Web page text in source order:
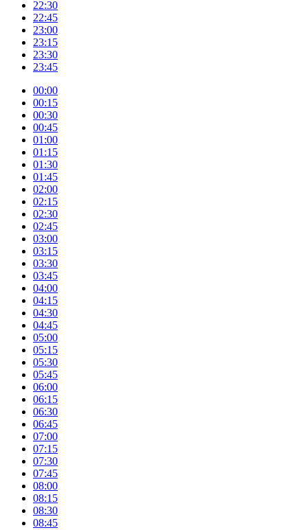
22:30
22:45
23:00
23:15
23:30
23:45
00:00
00:15
00:30
00:45
01:00
01:15
01:30
01:45
02:00
02:15
02:30
02:45
03:00
03:15
03:30
03:45
04:00
04:15
04:30
04:45
05:00
05:15
05:30
05:45
06:00
06:15
06:30
06:45
07:00
07:15
07:30
07:45
08:00
08:15
08:30
08:45